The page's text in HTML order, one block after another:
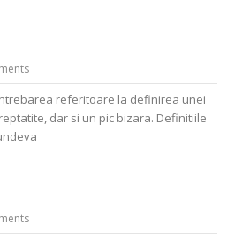
referitoare la definirea unei
dar si un pic bizara. Definitiile